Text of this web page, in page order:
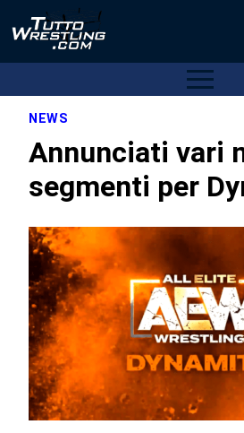
NEWS
Annunciati vari
segmenti per